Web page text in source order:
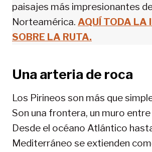
paisajes más impresionantes
Norteamérica. AQUÍ TODA LA
SOBRE LA RUTA.
Una arteria de roca
Los Pirineos son más que
Son una frontera, un muro
Desde el océano Atlántico
Mediterráneo se extienden